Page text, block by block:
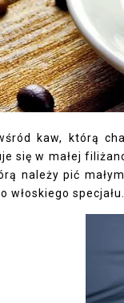
kaw, którą
się w małej
należy pić
włoskiego specjału.